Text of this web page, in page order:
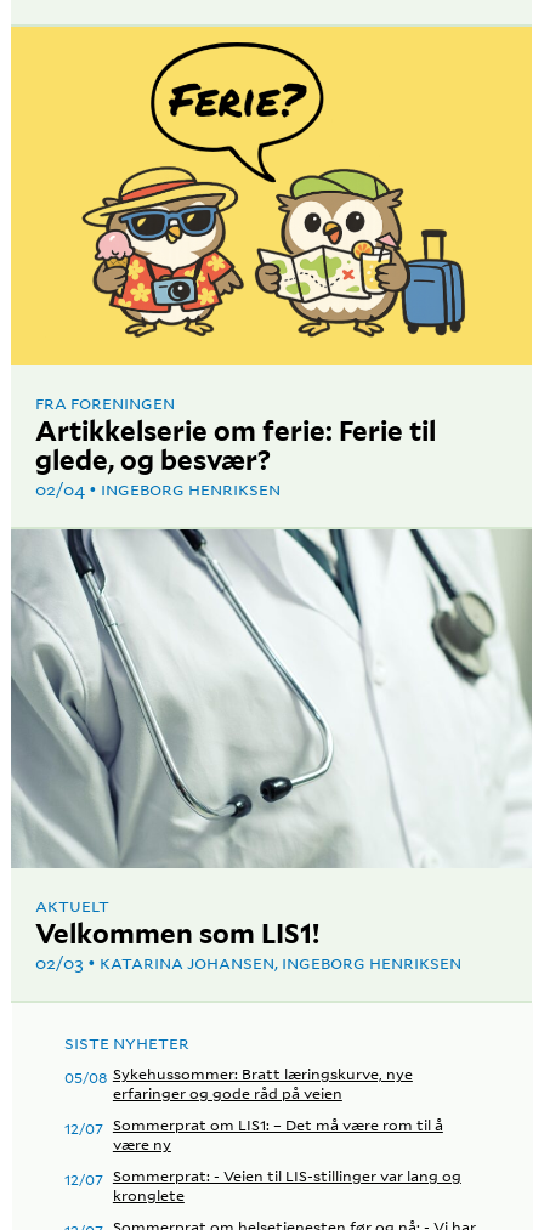
Artikkelserie om ferie: Ferie til
glede, og besvær?
FRA FORENINGEN
02/04 INGEBORG HENRIKSEN
Velkommen som LIS1!
AKTUELT
02/03 KATARINA JOHANSEN, INGEBORG HENRIKSEN
SISTE NYHETER
05/08 Sykehussommer: Bratt læringskurve, nye
erfaringer og gode råd på veien
12/07 Sommerprat om LIS1: – Det må være rom til å
være ny
12/07 Sommerprat: - Veien til LIS-stillinger var lang og
kronglete